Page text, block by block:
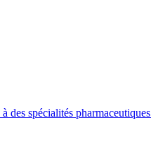
des spécialités pharmaceutiques